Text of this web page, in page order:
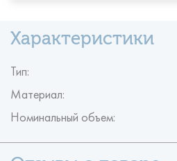
Тип:
Материал:
Номинальный объем: